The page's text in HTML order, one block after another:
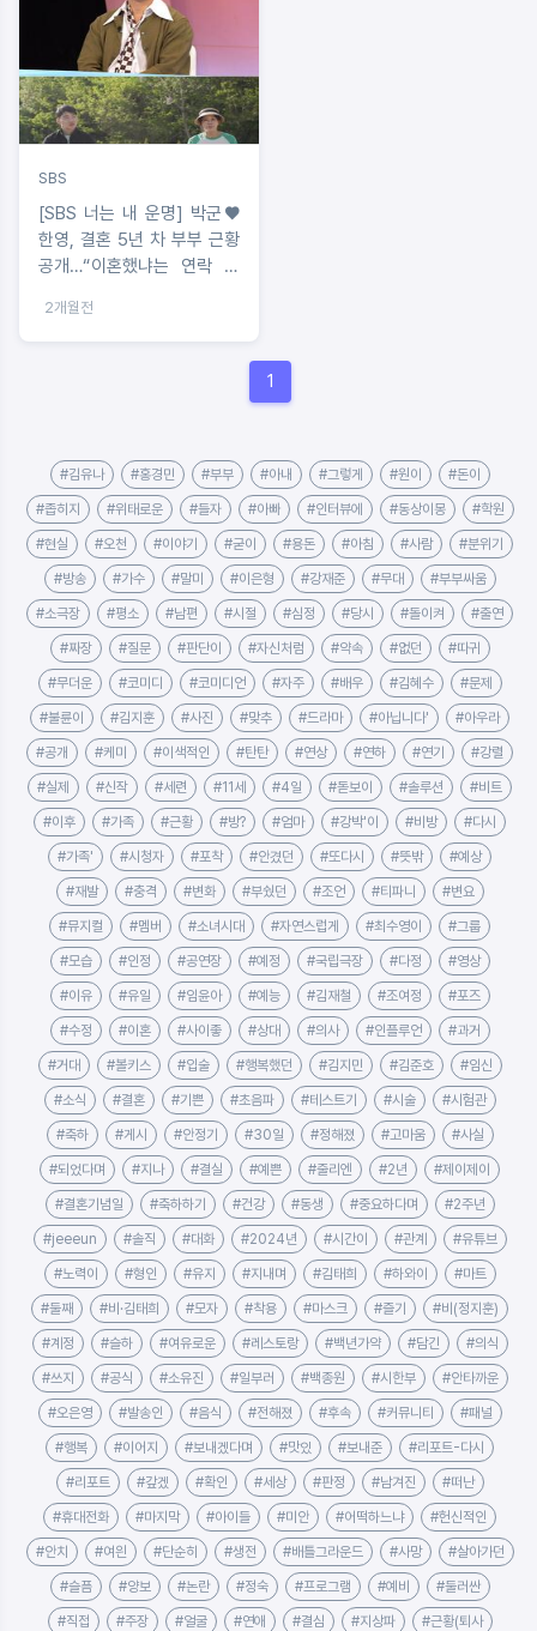
SBS
[SBS 너는 내 운명] 박군♥
한영, 결혼 5년 차 부부 근황
공개…“이혼했냐는 연락 쏟
2개월전
1
#김유나 #홍경민 #부부 #아내 #그렇게 #원이 #돈이
#좁히지 #위태로운 #들자 #아빠 #인터뷰에 #동상이몽 #학원
#현실 #오천 #이야기 #굳이 #용돈 #아침 #사람 #분위기
#방송 #가수 #말미 #이은형 #강재준 #무대 #부부싸움
#소극장 #평소 #남편 #시절 #심정 #당시 #돌이켜 #출연
#짜장 #질문 #판단이 #자신처럼 #약속 #없던 #따귀
#무더운 #코미디 #코미디언 #자주 #배우 #김혜수 #문제
#불륜이 #김지훈 #사진 #맞추 #드라마 #아닙니다' #아우라
#공개 #케미 #이색적인 #탄탄 #연상 #연하 #연기 #강렬
#실제 #신작 #세련 #11세 #4일 #돋보이 #솔루션 #비트
#이후 #가족 #근황 #방? #엄마 #강박'이 #비방 #다시
#가족' #시청자 #포착 #안겼던 #또다시 #뜻밖 #예상
#재발 #충격 #변화 #부쉈던 #조언 #티파니 #변요
#뮤지컬 #멤버 #소녀시대 #자연스럽게 #최수영이 #그룹
#모습 #인정 #공연장 #예정 #국립극장 #다정 #영상
#이유 #유일 #임윤아 #예능 #김재철 #조여정 #포즈
#수정 #이혼 #사이좋 #상대 #의사 #인플루언 #과거
#거대 #볼키스 #입술 #행복했던 #김지민 #김준호 #임신
#소식 #결혼 #기쁜 #초음파 #테스트기 #시술 #시험관
#축하 #게시 #안정기 #30일 #정해졌 #고마움 #사실
#되었다며 #지나 #결실 #예쁜 #줄리엔 #2년 #제이제이
#결혼기념일 #축하하기 #건강 #동생 #중요하다며 #2주년
#jeeeun #솔직 #대화 #2024년 #시간이 #관계 #유튜브
#노력이 #형인 #유지 #지내며 #김태희 #하와이 #마트
#둘째 #비·김태희 #모자 #착용 #마스크 #즐기 #비(정지훈)
#계정 #슬하 #여유로운 #레스토랑 #백년가약 #담긴 #의식
#쓰지 #공식 #소유진 #일부러 #백종원 #시한부 #안타까운
#오은영 #발송인 #음식 #전해졌 #후속 #커뮤니티 #패널
#행복 #이어지 #보내겠다며 #맛있 #보내준 #리포트-다시
#리포트 #갚겠 #확인 #세상 #판정 #남겨진 #떠난
#휴대전화 #마지막 #아이들 #미안 #어떡하느냐 #헌신적인
#안치 #여읜 #단순히 #생전 #배틀그라운드 #사망 #살아가던
#슬픔 #양보 #논란 #정숙 #프로그램 #예비 #둘러싼
#직접 #주장 #얼굴 #연애 #결심 #지상파 #근황(퇴사